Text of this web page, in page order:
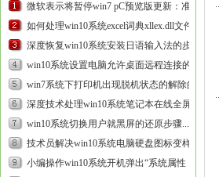
微软表示将暂停win7 pC预览版更新：准备
推送UUp的修复方案...
如何处理win10系统excel词典xllex.dll文件丢
失或损坏的方法...
深度恢复win10系统安装日语输入法的步
骤...
win10系统设置电脑允许桌面远程连接的具
体步骤...
win7系统下打印机出现脱机状态的解除的步
骤介绍...
深度技术处理win10系统笔记本在线全屏看
电影时出现白屏的方案...
win10系统切换用户就黑屏的还原步骤...
技术员解决win10系统电脑硬盘图标变样的
方案...
小编操作win10系统开机弹出“系统属性，由